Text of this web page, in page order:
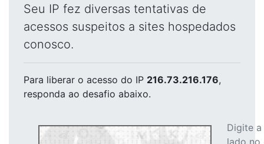
Seu IP fez diversas tentativas de
acessos suspeitos a sites hospedados
conosco.
Para liberar o acesso do IP 216.73.216.176,
responda ao desafio abaixo.
Digite
lado no